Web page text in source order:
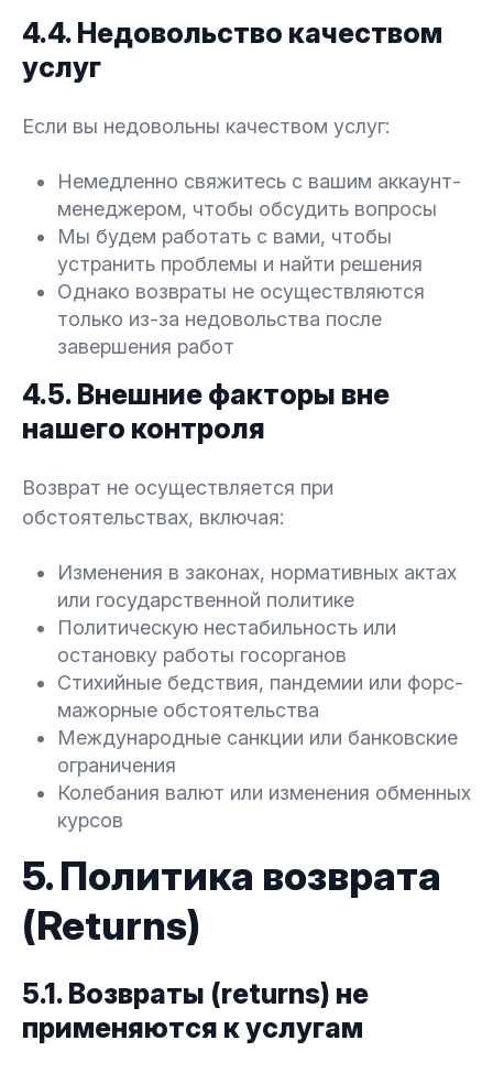
4.4. Недовольство качеством
услуг
Если вы недовольны качеством услуг:
Немедленно свяжитесь с вашим аккаунт-
менеджером, чтобы обсудить вопросы
Мы будем работать с вами, чтобы
устранить проблемы и найти решения
Однако возвраты не осуществляются
только из-за недовольства после
завершения работ
4.5. Внешние факторы вне
нашего контроля
Возврат не осуществляется при
обстоятельствах, включая:
Изменения в законах, нормативных актах
или государственной политике
Политическую нестабильность или
остановку работы госорганов
Стихийные бедствия, пандемии или форс-
мажорные обстоятельства
Международные санкции или банковские
ограничения
Колебания валют или изменения обменных
курсов
5. Политика возврата
(Returns)
5.1. Возвраты (returns) не
применяются к услугам